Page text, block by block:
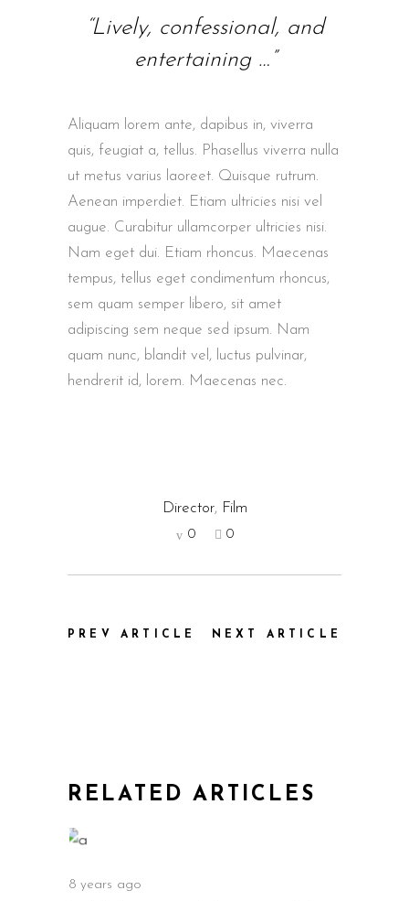
“Lively, confessional, and
entertaining …”
Aliquam lorem ante, dapibus in, viverra
quis, feugiat a, tellus. Phasellus viverra nulla
ut metus varius laoreet. Quisque rutrum.
Aenean imperdiet. Etiam ultricies nisi vel
augue. Curabitur ullamcorper ultricies nisi.
Nam eget dui. Etiam rhoncus. Maecenas
tempus, tellus eget condimentum rhoncus,
sem quam semper libero, sit amet
adipiscing sem neque sed ipsum. Nam
quam nunc, blandit vel, luctus pulvinar,
hendrerit id, lorem. Maecenas nec.
Director, Film
0 0
PREV ARTICLE NEXT ARTICLE
RELATED ARTICLES
8 years ago